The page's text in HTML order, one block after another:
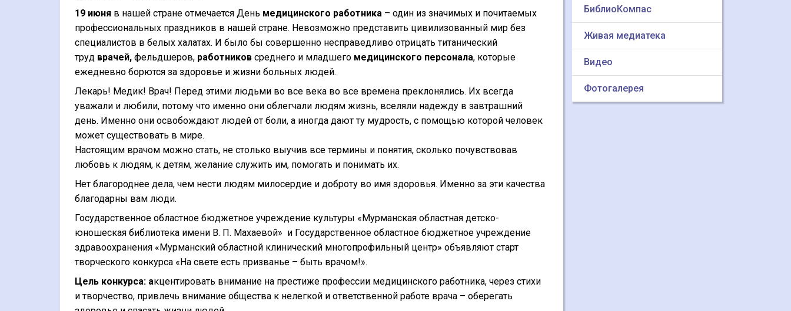
19 июня в нашей стране отмечается День медицинского работника – один из значимых и почитаемых
профессиональных праздников в нашей стране. Невозможно представить цивилизованный мир без
специалистов в белых халатах. И было бы совершенно несправедливо отрицать титанический
труд врачей, фельдшеров, работников среднего и младшего медицинского персонала, которые
ежедневно борются за здоровье и жизни больных людей.
Лекарь! Медик! Врач! Перед этими людьми во все века во все времена преклонялись. Их всегда
уважали и любили, потому что именно они облегчали людям жизнь, вселяли надежду в завтрашний
день. Именно они освобождают людей от боли, а иногда дают ту мудрость, с помощью которой человек
может существовать в мире.
Настоящим врачом можно стать, не столько выучив все термины и понятия, сколько почувствовав
любовь к людям, к детям, желание служить им, помогать и понимать их.
Нет благороднее дела, чем нести людям милосердие и доброту во имя здоровья. Именно за эти качества
благодарны вам люди.
Государственное областное бюджетное учреждение культуры «Мурманская областная детско-
юношеская библиотека имени В. П. Махаевой» и Государственное областное бюджетное учреждение
здравоохранения «Мурманский областной клинический многопрофильный центр» объявляют старт
творческого конкурса «На свете есть призванье – быть врачом!».
Цель конкурса: акцентировать внимание на престиже профессии медицинского работника, через стихи
и творчество, привлечь внимание общества к нелегкой и ответственной работе врача – оберегать
БиблиоКомпас
Живая медиатека
Видео
Фотогалерея